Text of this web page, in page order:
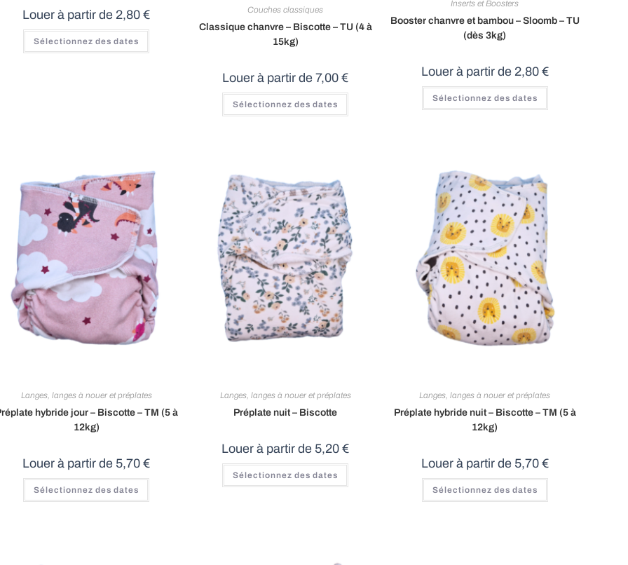
Louer à partir de 2,80€
Sélectionnez des dates
Couches classiques
Classique chanvre – Biscotte – TU (4 à
15kg)
Louer à partir de7,00€
Sélectionnez des dates
Inserts et Boosters
Booster chanvre et bambou – Sloomb – TU
(dès 3kg)
Louer à partir de 2,80 €
Sélectionnez des dates
Langes, langes à nouer et préplates
hybride jour – Biscotte – TM (5 à
12kg)
Louer à partir de 5,70€
Sélectionnez des dates
Langes, langes à nouer et préplates
Préplate nuit – Biscotte
Louer à partir de 5,20€
Sélectionnez des dates
Ce
a
Langes, langes à nouer et préplates
Préplate hybride nuit – Biscotte – TM (5 à
12kg)
Louer à partir de 5,70 €
Sélectionnez des dates